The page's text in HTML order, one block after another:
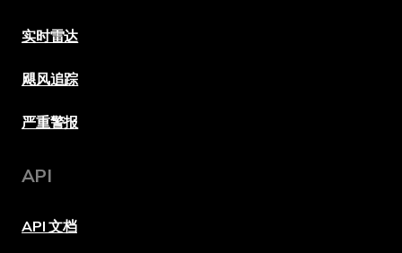
实时雷达
飓风追踪
严重警报
API
API 文档